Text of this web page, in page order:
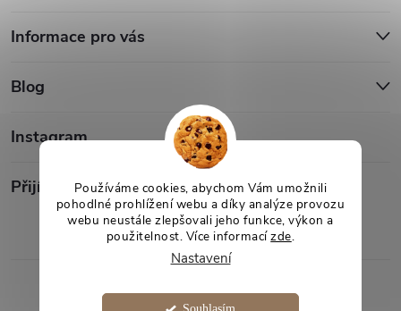
Používáme cookies, abychom Vám umožnili
pohodlné prohlížení webu a díky analýze provozu
webu neustále zlepšovali jeho funkce, výkon a
použitelnost. Více informacízde.
Nastavení
á
p
a
Informace pro vás
Blog
Instagram
Přijímáme online platby
Copyright 2026Desami. Všechna práva vyhrazena.